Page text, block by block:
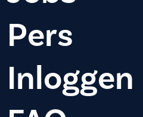
Pers
Inloggen